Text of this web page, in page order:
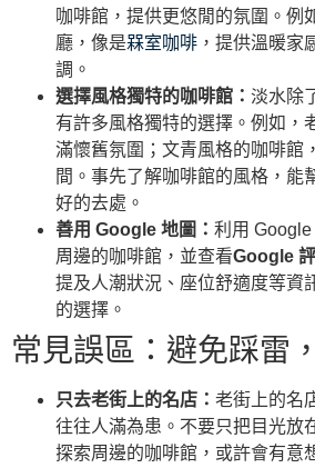
咖啡館，提供更悠閒的氛圍。例
廳，像是槑室咖啡 ，提供溫暖家
調。
選擇風格獨特的咖啡館： 淡水除
有許多風格獨特的選擇。例如，
滿懷舊氛圍；文青風格的咖啡館
間。事先了解咖啡館的風格，能
好的去處。
善用 Google 地圖： 利用
周邊的咖啡館，並查看Google
提及人潮狀況、座位舒適度等資
的選擇。
常見誤區：避免踩雷
只去老街上的名店： 老街上的名
往往人滿為患。不要只把目光放
探索周邊的咖啡館，或許會有意